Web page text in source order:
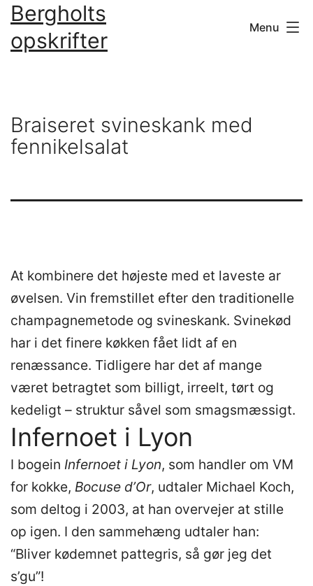
Fortsæt
indhold
Bergholts
opskrifter
Menu
Braiseret svineskank med
fennikelsalat
At kombinere det højeste med et laveste ar
øvelsen. Vin fremstillet efter den traditionelle
champagnemetode og svineskank. Svinekød
har i det finere køkken fået lidt af en
renæssance. Tidligere har det af mange
været betragtet som billigt, irreelt, tørt og
kedeligt – struktur såvel som smagsmæssigt.
Infernoet i Lyon
I bogein Infernoet i Lyon, som handler om VM
for kokke, Bocuse d’Or, udtaler Michael Koch,
som deltog i 2003, at han overvejer at stille
op igen. I den sammehæng udtaler han:
“Bliver kødemnet pattegris, så gør jeg det
s’gu”!